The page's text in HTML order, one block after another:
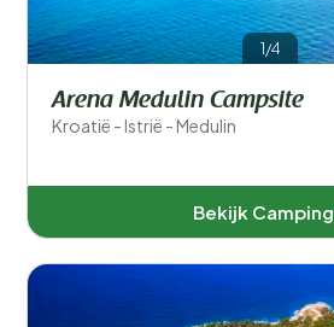
1/4
Arena Medulin Campsite
Kroatië - Istrië - Medulin
Bekijk Camping